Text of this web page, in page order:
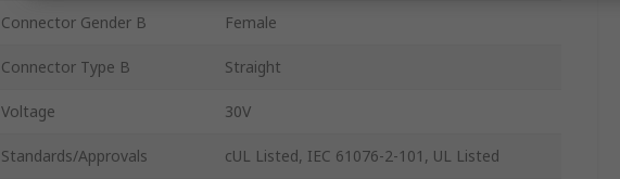
Connector Gender B Female
Connector Type B Straight
Voltage 30V
Standards/Approvals cUL Listed, IEC 61076-2-101, UL Listed